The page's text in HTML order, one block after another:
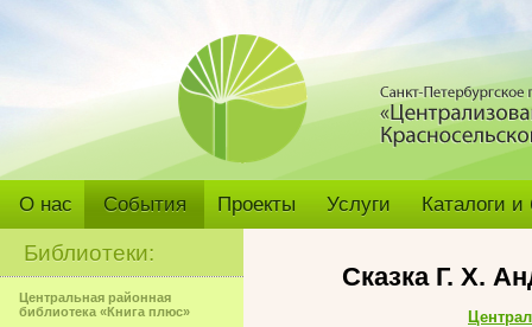
О нас События Проекты Услуги Каталоги
Библиотеки:
Центральная районная
библиотека «Книга плюс»
Cказка Г. Х.